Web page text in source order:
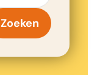
Zoeken